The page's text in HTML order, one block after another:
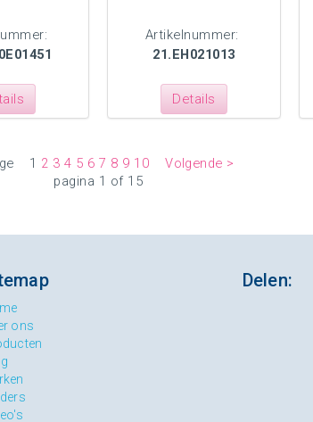
Artikelnummer:
21.EH021013
Details
1 2 3 4 5 6 7 8 9 10
Volgende >
pagina 1 of 15
ons
Delen: